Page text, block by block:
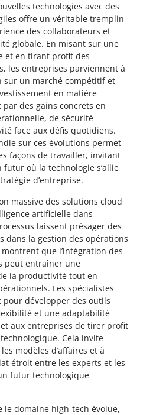
technologies avec des
offre un véritable tremplin
des collaborateurs et
globale. En misant sur une
et en tirant profit des
les entreprises parviennent à
sur un marché compétitif et
en matière
des gains concrets en
de sécurité
face aux défis quotidiens.
sur ces évolutions permet
façons de travailler, invitant
où la technologie s’allie
d’entreprise.
massive des solutions cloud
artificielle dans
laissent présager des
dans la gestion des opérations
que l’intégration des
peut entraîner une
la productivité tout en
Les spécialistes
développer des outils
et une adaptabilité
aux entreprises de tirer profit
Cela invite
modèles d’affaires et à
étroit entre les experts et les
futur technologique
le domaine high-tech évolue,